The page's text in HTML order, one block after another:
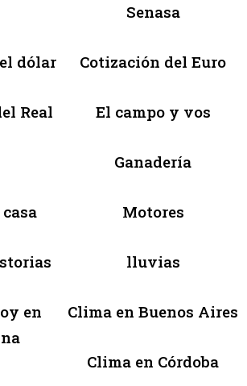
Senasa
dólar Cotización del Euro
Real El campo y vos
Ganadería
Motores
lluvias
en
Clima en Buenos Aires
Clima en Córdoba